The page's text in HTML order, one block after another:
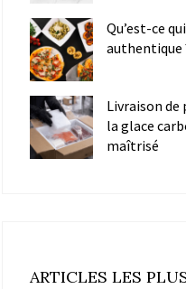
Qu’est-ce
authentique
Livraison de
la glace
maîtrisé
ARTICLES LES